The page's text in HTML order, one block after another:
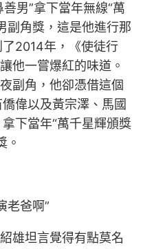
男”拿下當年無線“萬
副角獎，這是他進行那
2014年，《使徒行
他一嘗爆紅的味道。
副角，他卻憑借這個
偉以及黃宗澤、馬國
下當年“萬千星輝頒獎
。
老爸啊”
雄坦言覺得有點莫名